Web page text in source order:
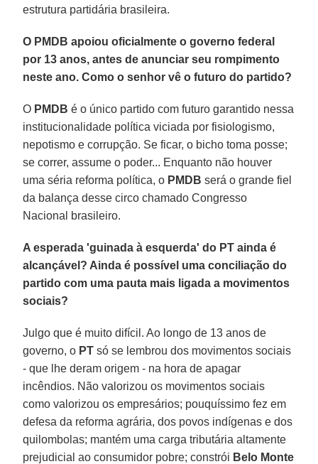
estrutura partidária brasileira.
O PMDB apoiou oficialmente o governo federal
por 13 anos, antes de anunciar seu rompimento
neste ano. Como o senhor vê o futuro do partido?
O PMDB é o único partido com futuro garantido nessa
institucionalidade política viciada por fisiologismo,
nepotismo e corrupção. Se ficar, o bicho toma posse;
se correr, assume o poder... Enquanto não houver
uma séria reforma política, o PMDB será o grande fiel
da balança desse circo chamado Congresso
Nacional brasileiro.
A esperada 'guinada à esquerda' do PT ainda é
alcançável? Ainda é possível uma conciliação do
partido com uma pauta mais ligada a movimentos
sociais?
Julgo que é muito difícil. Ao longo de 13 anos de
governo, o PT só se lembrou dos movimentos sociais
- que lhe deram origem - na hora de apagar
incêndios. Não valorizou os movimentos sociais
como valorizou os empresários; pouquíssimo fez em
defesa da reforma agrária, dos povos indígenas e dos
quilombolas; mantém uma carga tributária altamente
prejudicial ao consumidor pobre; constrói Belo Monte